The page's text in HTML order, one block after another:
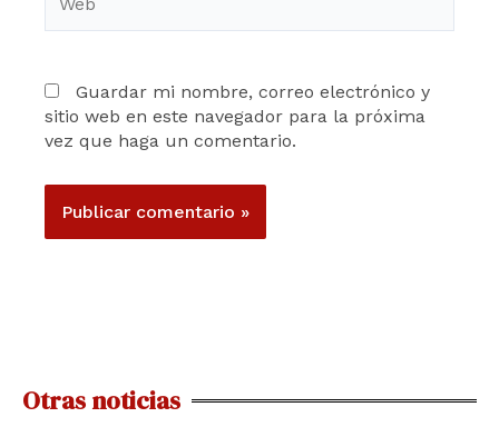
Guardar mi nombre, correo electrónico y
sitio web en este navegador para la próxima
vez que haga un comentario.
Otras noticias